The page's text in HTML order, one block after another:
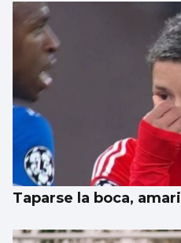
Taparse la boca,